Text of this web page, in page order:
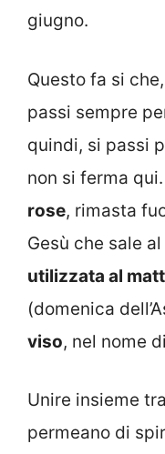
giugno.
Questo fa si
passi sempre
quindi, si passi
non si ferma qui.
rose, rimasta
Gesù che sale
utilizzata al
(domenica
viso, nel nome
Unire insieme
permeano di